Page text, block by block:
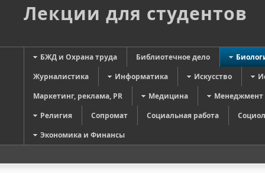
Лекции для студентов
БЖД и Охрана труда Библиотечное дело
Журналистика
Информатика Искусство
Маркетинг, реклама, PR
Медицина
Менеджмент
Религия
Сопромат Социальная работа
Экономика и Финансы